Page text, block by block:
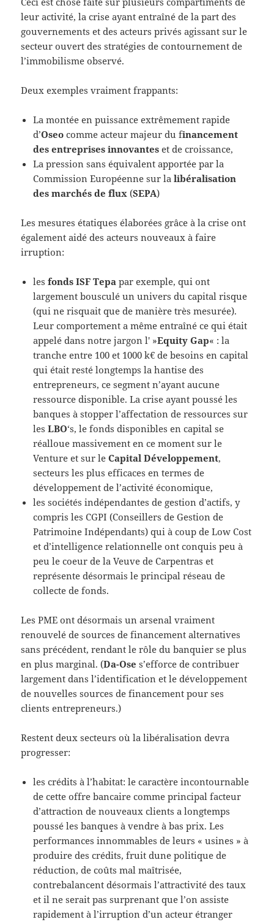
leur activité, la crise ayant entraîné de la part des
gouvernements et des acteurs privés agissant sur le
secteur ouvert des stratégies de contournement de
l’immobilisme observé.
Deux exemples vraiment frappants:
La montée en puissance extrêmement rapide
d’Oseo comme acteur majeur du financement
des entreprises innovantes et de croissance,
La pression sans équivalent apportée par la
Commission Européenne sur la libéralisation
des marchés de flux (SEPA)
Les mesures étatiques élaborées grâce à la crise ont
également aidé des acteurs nouveaux à faire
irruption:
lesfonds ISF Tepa par exemple, qui ont
largement bousculé un univers du capital risque
(qui ne risquait que de manière très mesurée).
Leur comportement a même entraîné ce qui était
appelé dans notre jargon l' »Equity Gap« : la
tranche entre 100 et 1000 k€ de besoins en capital
qui était resté longtemps la hantise des
entrepreneurs, ce segment n’ayant aucune
ressource disponible. La crise ayant poussé les
banques à stopper l’affectation de ressources sur
lesLBO‘s, le fonds disponibles en capital se
réalloue massivement en ce moment sur le
Venture et sur leCapital Développement,
secteurs les plus efficaces en termes de
développement de l’activité économique,
les sociétés indépendantes de gestion d’actifs, y
compris les CGPI (Conseillers de Gestion de
Patrimoine Indépendants) qui à coup de Low Cost
et d’intelligence relationnelle ont conquis peu à
peu le coeur de la Veuve de Carpentras et
représente désormais le principal réseau de
collecte de fonds.
Les PME ont désormais un arsenal vraiment
renouvelé de sources de financement alternatives
sans précédent, rendant le rôle du banquier se plus
en plus marginal. (Da-Ose s’efforce de contribuer
largement dans l’identification et le développement
de nouvelles sources de financement pour ses
clients entrepreneurs.)
Restent deux secteurs où la libéralisation devra
progresser:
les crédits à l’habitat: le caractère incontournable
de cette offre bancaire comme principal facteur
d’attraction de nouveaux clients a longtemps
poussé les banques à vendre à bas prix. Les
performances innommables de leurs « usines » à
produire des crédits, fruit dune politique de
réduction, de coûts mal maîtrisée,
contrebalancent désormais l’attractivité des taux
et il ne serait pas surprenant que l’on assiste
rapidement à l’irruption d’un acteur étranger